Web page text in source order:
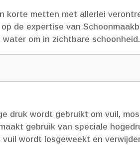
korte metten met allerlei
de expertise van
om in zichtbare schoonheid.​
druk wordt gebruikt om vuil,
gebruik van speciale
wordt losgeweekt en